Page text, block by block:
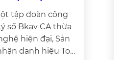
tập đoàn công
số Bkav CA thừa
hiện đại, Sản
danh hiệu Top